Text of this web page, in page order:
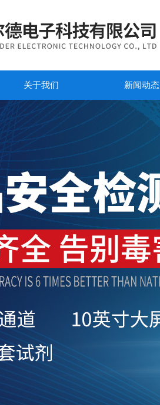
关于我们 新闻动态